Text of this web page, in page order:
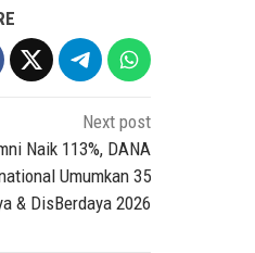
Next post
Naik 113%, DANA
Umumkan 35
& DisBerdaya 2026